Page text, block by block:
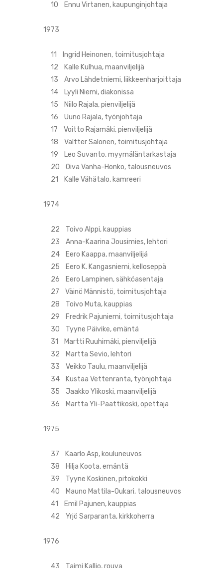
10 Ennu Virtanen, kaupunginjohtaja
1973
11 Ingrid Heinonen, toimitusjohtaja
12 Kalle Kulhua, maanviljelijä
13 Arvo Lähdetniemi, liikkeenharjoittaja
14 Lyyli Niemi, diakonissa
15 Niilo Rajala, pienviljelijä
16 Uuno Rajala, työnjohtaja
17 Voitto Rajamäki, pienviljelijä
18 Valtter Salonen, toimitusjohtaja
19 Leo Suvanto, myymäläntarkastaja
20 Oiva Vanha-Honko, talousneuvos
21 Kalle Vähätalo, kamreeri
1974
22 Toivo Alppi, kauppias
23 Anna-Kaarina Jousimies, lehtori
24 Eero Kaappa, maanviljelijä
25 Eero K. Kangasniemi, kelloseppä
26 Eero Lampinen, sähköasentaja
27 Väinö Männistö, toimitusjohtaja
28 Toivo Muta, kauppias
29 Fredrik Pajuniemi, toimitusjohtaja
30 Tyyne Päivike, emäntä
31 Martti Ruuhimäki, pienviljelijä
32 Martta Sevio, lehtori
33 Veikko Taulu, maanviljelijä
34 Kustaa Vettenranta, työnjohtaja
35 Jaakko Ylikoski, maanviljelijä
36 Martta Yli-Paattikoski, opettaja
1975
37 Kaarlo Asp, kouluneuvos
38 Hilja Koota, emäntä
39 Tyyne Koskinen, pitokokki
40 Mauno Mattila-Oukari, talousneuvos
41 Emil Pajunen, kauppias
42 Yrjö Sarparanta, kirkkoherra
1976
43 Taimi Kallio, rouva